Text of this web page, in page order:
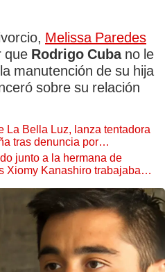
Melissa Paredes
que Rodrigo Cubano le
manutención de su hija
sobre su relación
La Bella Luz, lanza tentadora
tras denuncia por
junto a la hermana de
Xiomy Kanashiro trabajaba: